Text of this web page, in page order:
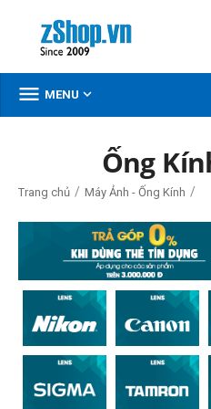
 MENU 
DANH MỤC SẢN PHẨM
Menu
Giá
đ – đ
Ống
Trang chủ / Máy Ảnh - Ống Kính /